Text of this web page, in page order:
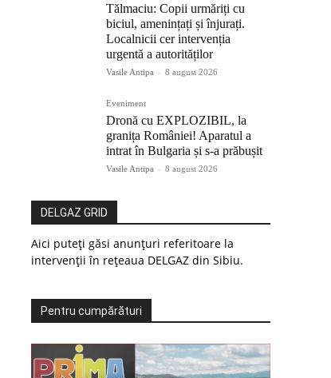
Tălmaciu: Copii urmăriți cu
biciul, amenințați și înjurați.
Localnicii cer intervenția
urgentă a autorităților
Vasile Antipa - 8 august 2026
Eveniment
Dronă cu EXPLOZIBIL, la
granița României! Aparatul a
intrat în Bulgaria și s-a prăbușit
Vasile Antipa - 8 august 2026
DELGAZ GRID
Aici puteți găsi anunțuri referitoare la
intervenții în rețeaua DELGAZ din Sibiu.
Pentru cumpărături